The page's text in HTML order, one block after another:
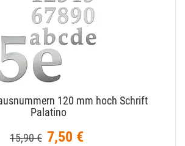
120 mm hoch Schrift
Palatino
15,90 € 7,50 €